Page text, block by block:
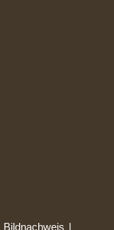
Bildnachweis |